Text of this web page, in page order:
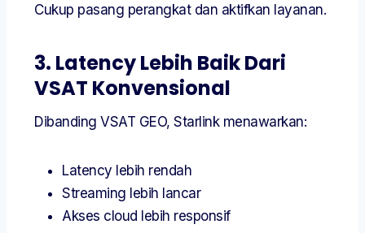
Cukup pasang perangkat dan aktifkan layanan.
3. Latency Lebih Baik Dari
VSAT Konvensional
Dibanding VSAT GEO, Starlink menawarkan:
Latency lebih rendah
Streaming lebih lancar
Akses cloud lebih responsif